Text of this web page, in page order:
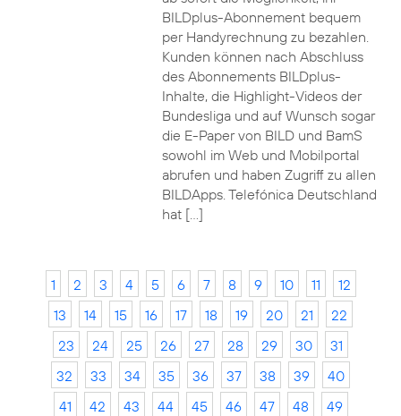
BILDplus-Abonnement bequem
per Handyrechnung zu bezahlen.
Kunden können nach Abschluss
des Abonnements BILDplus-
Inhalte, die Highlight-Videos der
Bundesliga und auf Wunsch sogar
die E-Paper von BILD und BamS
sowohl im Web und Mobilportal
abrufen und haben Zugriff zu allen
BILDApps. Telefónica Deutschland
hat […]
1 2 3 4 5 6 7 8 9 10 11
12
13
14 15 16 17 18 19 20 21
22
23
24 25 26 27 28 29 30
31
32
33 34 35 36 37 38 39
40
41
42 43 44 45 46 47 48
49